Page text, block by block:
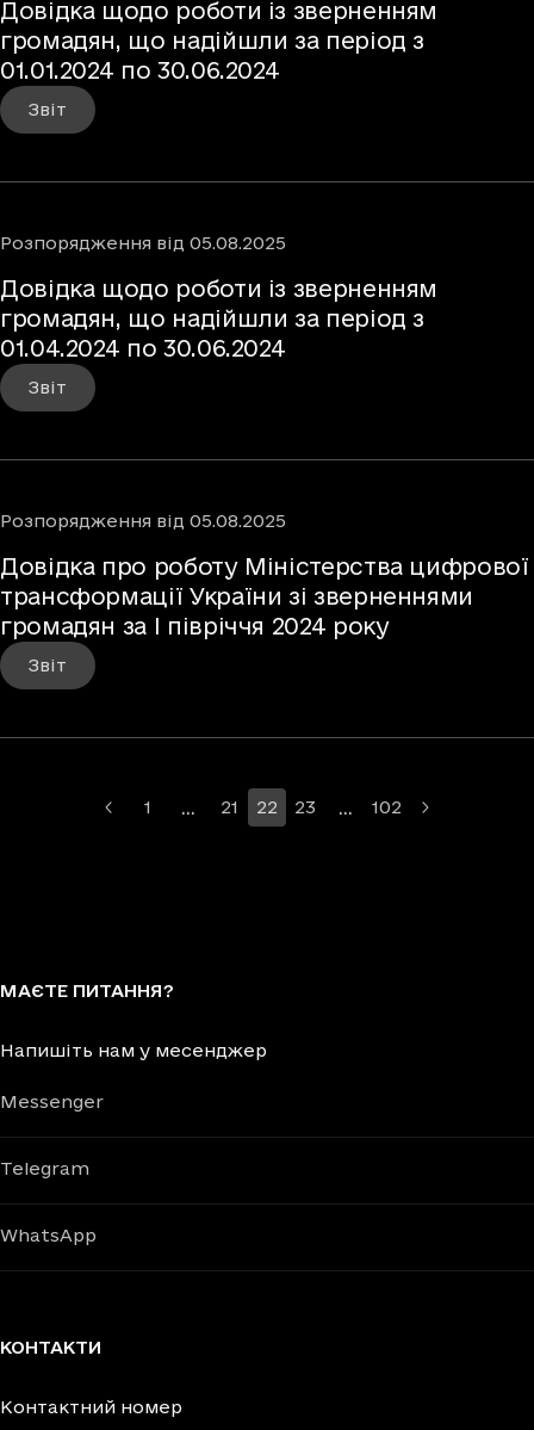
Довідка щодо роботи із зверненням
громадян, що надійшли за період з
01.01.2024 по 30.06.2024
Звіт
Розпорядження від 05.08.2025
Довідка щодо роботи із зверненням
громадян, що надійшли за період з
01.04.2024 по 30.06.2024
Звіт
Розпорядження від 05.08.2025
Довідка про роботу Міністерства цифрової
трансформації України зі зверненнями
громадян за І півріччя 2024 року
Звіт
1 …
Більше сторінок
21 22 23 …
Більше сторінок
102
МАЄТЕ ПИТАННЯ?
Напишіть нам у месенджер
Messenger
Telegram
WhatsApp
КОНТАКТИ
Контактний номер